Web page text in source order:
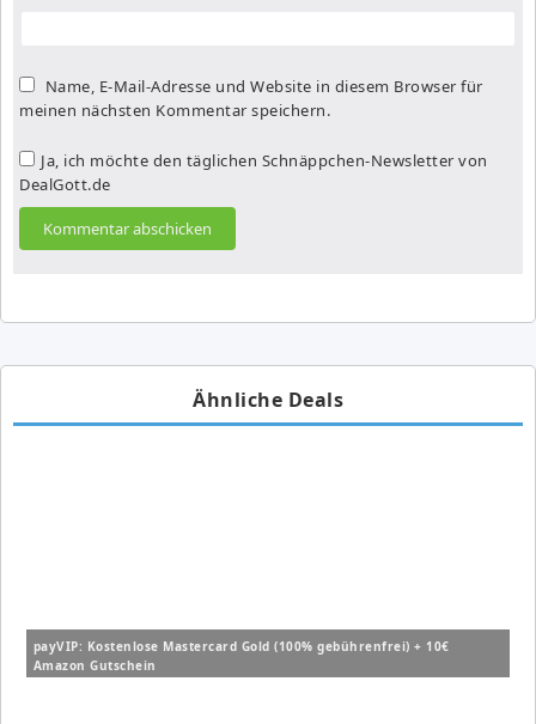
Name, E-Mail-Adresse und Website in diesem Browser für
meinen nächsten Kommentar speichern.
Ja, ich möchte den täglichen Schnäppchen-Newsletter von
DealGott.de
Ähnliche Deals
payVIP: Kostenlose Mastercard Gold (100% gebührenfrei) + 10€
Amazon Gutschein